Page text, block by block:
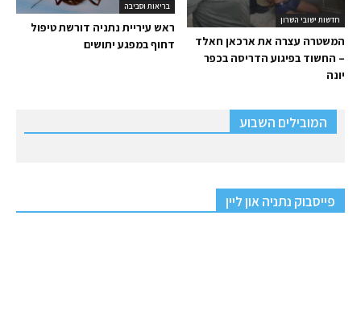
בריאות וסביבה
ראש עיריית נתניה דורשת טיפול
דחוף במפגע יתושים
חדשות ישובי השרון
המשטרה עצרה את ארכאן חאלד
– החשוד בפיגוע הדריסה בכפר
יונה
המובילים השבוע
פייסבוק נתניה און ליין